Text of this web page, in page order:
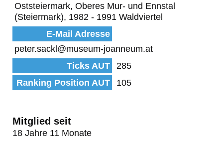
Oststeiermark, Oberes Mur- und Ennstal
(Steiermark), 1982 - 1991 Waldviertel
E-Mail Adresse
peter.sackl@museum-joanneum.at
Ticks AUT
285
Ranking Position AUT
105
Mitglied seit
18 Jahre 11 Monate